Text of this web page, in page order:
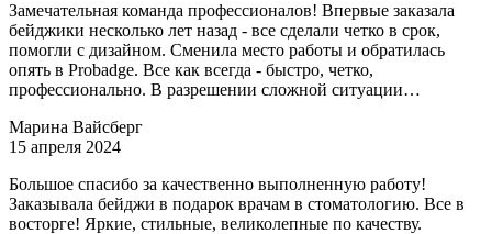
Замечательная команда профессионалов! Впервые заказала
бейджики несколько лет назад - все сделали четко в срок,
помогли с дизайном. Сменила место работы и обратилась
опять в Рrobadge. Все как всегда - быстро, четко,
профессионально. В разрешении сложной ситуации…
Марина Вайсберг
15 апреля 2024
Большое спасибо за качественно выполненную работу!
Заказывала бейджи в подарок врачам в стоматологию. Все в
восторге! Яркие, стильные, великолепные по качеству.